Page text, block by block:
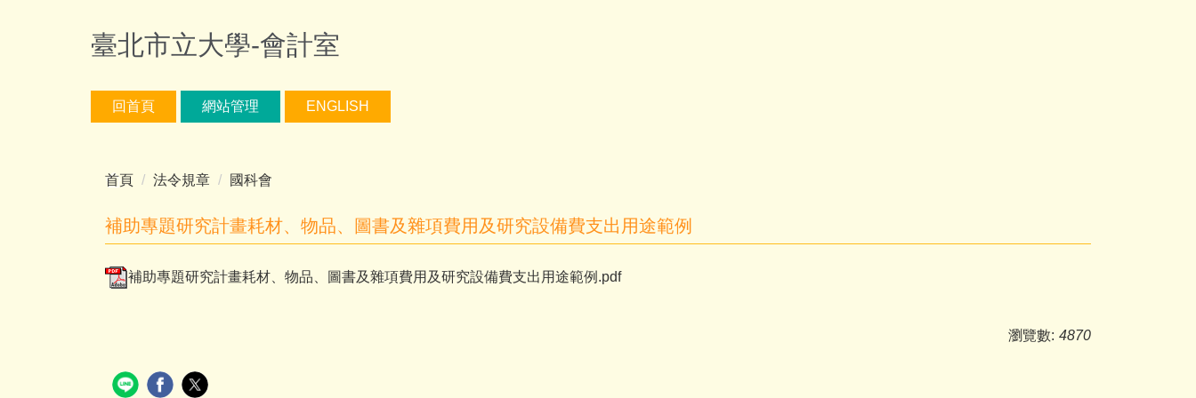
臺北市立大學-會計室
回首頁 網站管理 ENGLISH
首頁 法令規章 國科會
補助專題研究計畫耗材、物品、圖書及雜項費用及研究設備費支出用途範例
補助專題研究計畫耗材、物品、圖書及雜項費用及研究設備費支出用途範例.pdf
瀏覽數: 4870